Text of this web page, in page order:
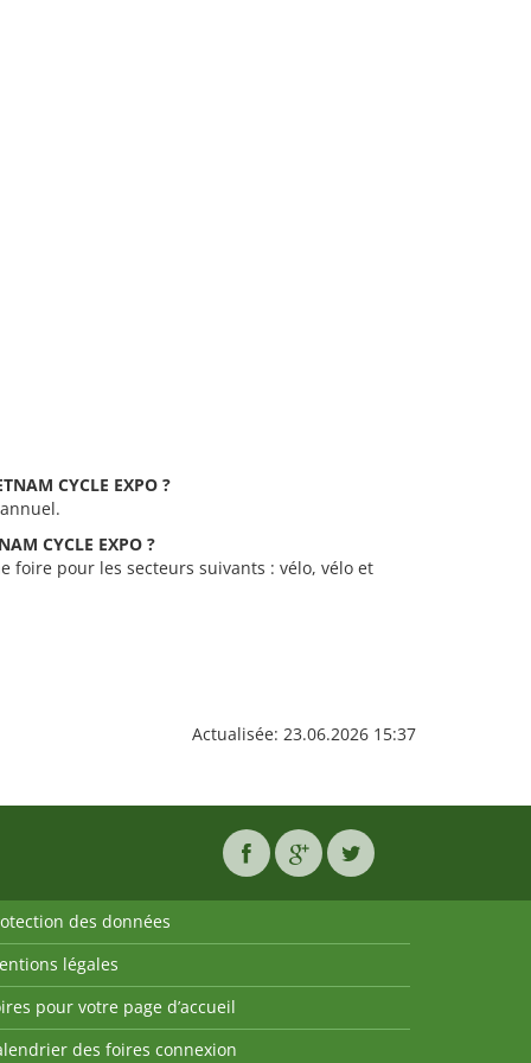
CYCLE EXPO ?
annuel.
CYCLE EXPO ?
foire pour les secteurs suivants : vélo, vélo et
Actualisée: 23.06.2026 15:37
des données
légales
pour votre page d’accueil
des foires connexion